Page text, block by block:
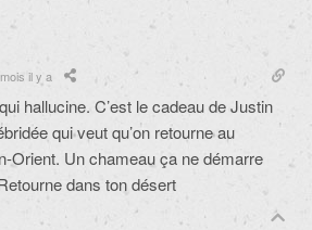
il y a
hallucine. C’est le cadeau de Justin
qui veut qu’on retourne au
Orient. Un chameau ça ne démarre
dans ton désert